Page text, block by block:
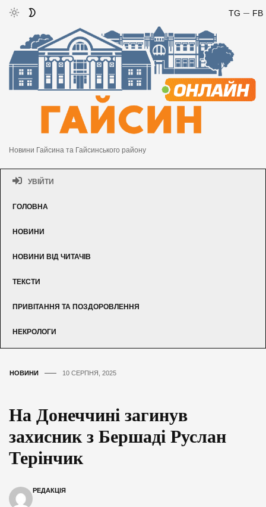
FB
TG
Новини Гайсина та Гайсинського району
УВІЙТИ
ГОЛОВНА
НОВИНИ
НОВИНИ ВІД ЧИТАЧІВ
ТЕКСТИ
ПРИВІТАННЯ ТА ПОЗДОРОВЛЕННЯ
НЕКРОЛОГИ
НОВИНИ 10 СЕРПНЯ, 2025
На Донеччині загинув
захисник з Бершаді Руслан
Терінчик
РЕДАКЦІЯ